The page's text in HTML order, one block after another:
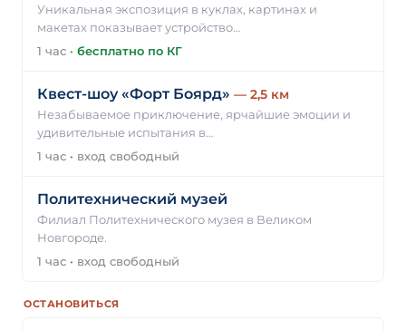
Уникальная экспозиция в куклах, картинах и
макетах показывает устройство…
1 час · бесплатно по КГ
Квест-шоу «Форт Боярд» — 2,5 км
Незабываемое приключение, ярчайшие эмоции и
удивительные испытания в…
1 час · вход свободный
Политехнический музей
Филиал Политехнического музея в Великом
Новгороде.
1 час · вход свободный
ОСТАНОВИТЬСЯ